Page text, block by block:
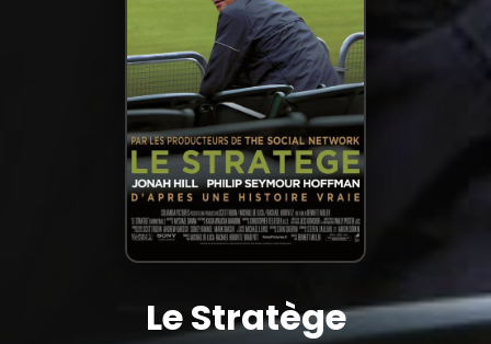
Le Stratège